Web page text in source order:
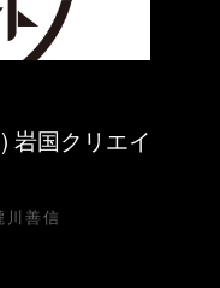
岩国クリエイ
川善信